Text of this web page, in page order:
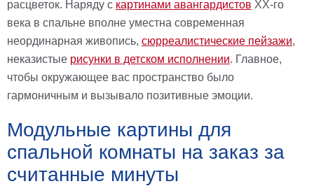
расцветок. Наряду с картинами авангардистов XX-го
века в спальне вполне уместна современная
неординарная живопись, сюрреалистические пейзажи,
неказистые рисунки в детском исполнении. Главное,
чтобы окружающее вас пространство было
гармоничным и вызывало позитивные эмоции.
Модульные картины для
спальной комнаты на заказ за
считанные минуты